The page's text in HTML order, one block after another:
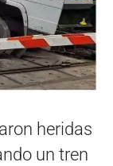
heridas
un tren